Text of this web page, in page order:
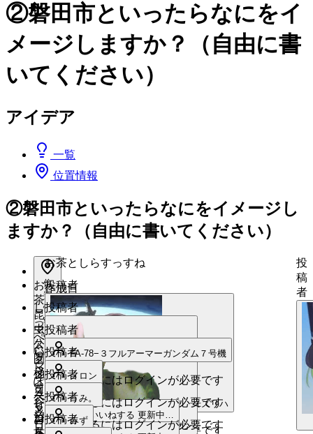
②磐田市といったらなにをイ
メージしますか？（自由に書
いてください）
アイデア
一覧
位置情報
②磐田市といったらなにをイメージし
ますか？（自由に書いてください）
位
置
情
報
あ
り
お茶としらすっすね
作成日
2025年11月19日
既読
投
稿
者
お
茶
昆
虫
公
園
桶
ヶ
谷
沼
投稿者
アマテユズリハ
いいねするにはログインが必要です
し
っ
ぺ
い
マ
ス
ク
メ
ロ
投稿者
リオン
マ
ス
ク
メ
ロ
ン、
ジ
投稿者
FA-78−３フルアーマーガンダム７号機
いいねするにはログインが必要です
いいねする 更新中…
ら
ら
ぽ
ー
と
投稿者
メロン
いいねするにはログインが必要です
ジ
ュ
ビ
ロ、
投稿者
うみ。
いいねするにはログインが必要です
ベ
ッ
コ
投稿者
みず
お投稿者